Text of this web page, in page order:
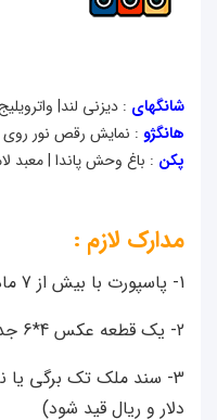
شانگهای : دیزنی لند|
هانگژو : نمایش رقص نور روی
پکن : باغ وحش پاندا | معبد
مدارک لازم :
1- پاسپورت با بیش از 7 ماه اعتبار از زمان سفر
2- یک قطعه عکس 4*6 جدید با پشت زمینه سفید
دلار و ریال قید شود)